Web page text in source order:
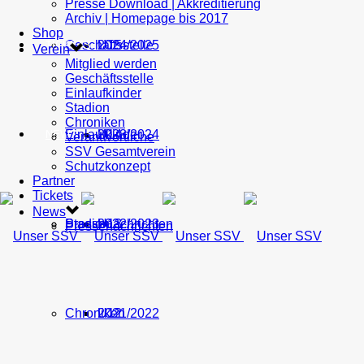
U15
U14
U13
U12
2024/2025
2023/2024
2022/2023
2021/2022
Geschäftsstelle
Einlaufkinder
Stadion
Chroniken
TICKETS
NEWS
Pressenachrichten
Presse Download | Akkreditierung
Archiv | Homepage bis 2017
Shop
Verein
Mitglied werden
Geschäftsstelle
Einlaufkinder
Stadion
Chroniken
Verantwortliche
SSV Gesamtverein
Schutzkonzept
Partner
Tickets
News
Pressenachrichten